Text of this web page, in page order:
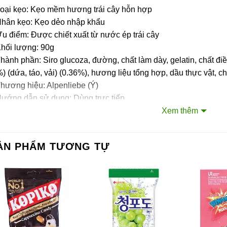
kẹo: Kẹo mềm hương trái cây hỗn hợp
kẹo: Kẹo dẻo nhập khẩu
điểm: Được chiết xuất từ nước ép trái cây
lượng: 90g
phần: Siro glucoza, đường, chất làm dày, gelatin, chất
(dứa, táo, vải) (0.36%), hương liệu tổng hợp, dầu thực vật,
hiệu: Alpenliebe (Ý)
dẫn sử dụng: Dùng trực tiếp
quản: Bảo quản ở nơi khô ráo, thoáng mát tránh ánh nắng
hệ với Sài Gòn O2O
thống của chúng tôi
Sài Gòn phân phối băng keo
ván sàn
Xem thêm
PHẨM TƯƠNG TỰ